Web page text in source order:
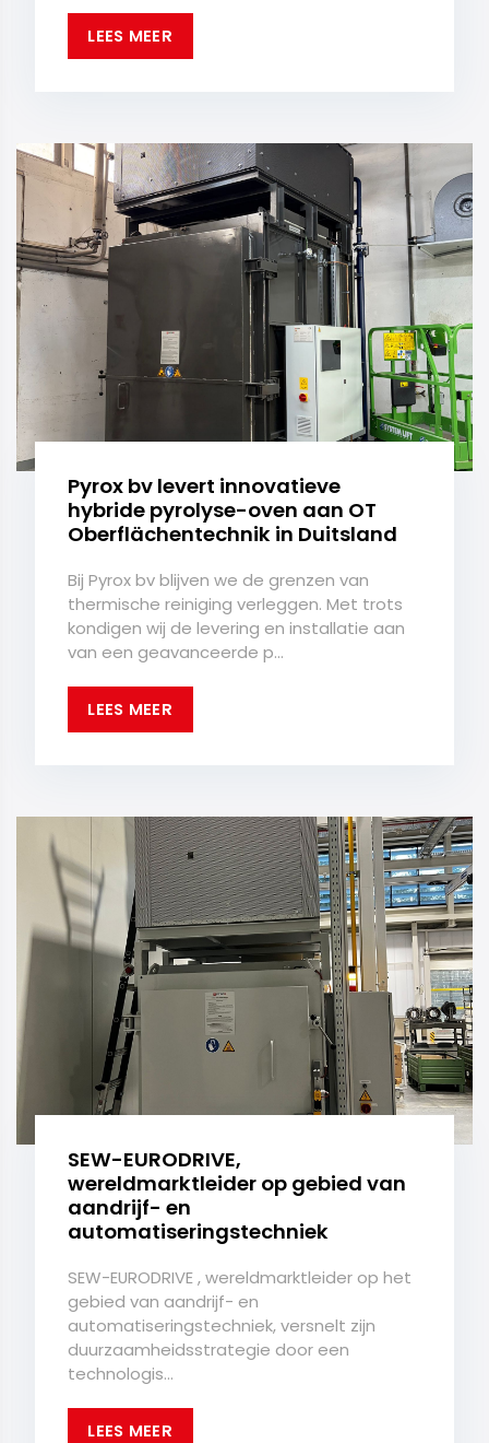
LEES MEER
Pyrox bv levert innovatieve
hybride pyrolyse-oven aan OT
Oberflächentechnik in Duitsland
Bij Pyrox bv blijven we de grenzen van
thermische reiniging verleggen. Met trots
kondigen wij de levering en installatie aan
van een geavanceerde p...
LEES MEER
SEW-EURODRIVE,
wereldmarktleider op gebied van
aandrijf- en
automatiseringstechniek
SEW-EURODRIVE , wereldmarktleider op het
gebied van aandrijf- en
automatiseringstechniek, versnelt zijn
duurzaamheidsstrategie door een
technologis...
LEES MEER